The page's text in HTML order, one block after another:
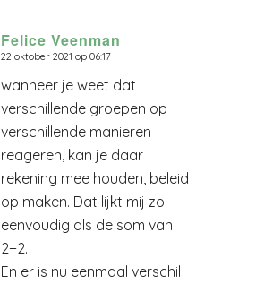
Felice Veenman
zegt:
22 oktober 2021 op 06:17
wanneer je weet dat
verschillende groepen op
verschillende manieren
reageren, kan je daar
rekening mee houden, beleid
op maken. Dat lijkt mij zo
eenvoudig als de som van
2+2.
En er is nu eenmaal verschil